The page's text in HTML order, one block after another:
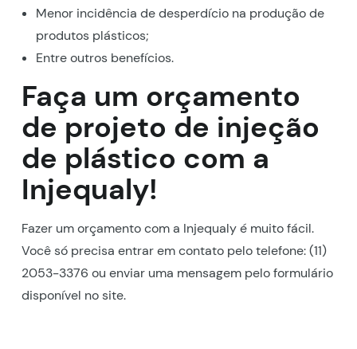
Menor incidência de desperdício na produção de
produtos plásticos;
Entre outros benefícios.
Faça um orçamento
de projeto de injeção
de plástico com a
Injequaly!
Fazer um orçamento com a Injequaly é muito fácil.
Você só precisa entrar em contato pelo telefone: (11)
2053-3376 ou enviar uma mensagem pelo formulário
disponível no site.